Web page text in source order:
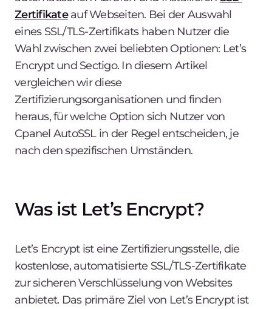
Zertifikateauf Webseiten. Bei der Auswahl
eines SSL/TLS-Zertifikats haben Nutzer die
Wahl zwischen zwei beliebten Optionen: Let’s
Encrypt und Sectigo. In diesem Artikel
vergleichen wir diese
Zertifizierungsorganisationen und finden
heraus, für welche Option sich Nutzer von
Cpanel AutoSSL in der Regel entscheiden, je
nach den spezifischen Umständen.
Was ist Let’s Encrypt?
Let’s Encrypt ist eine Zertifizierungsstelle, die
kostenlose, automatisierte SSL/TLS-Zertifikate
zur sicheren Verschlüsselung von Websites
anbietet. Das primäre Ziel von Let’s Encrypt ist